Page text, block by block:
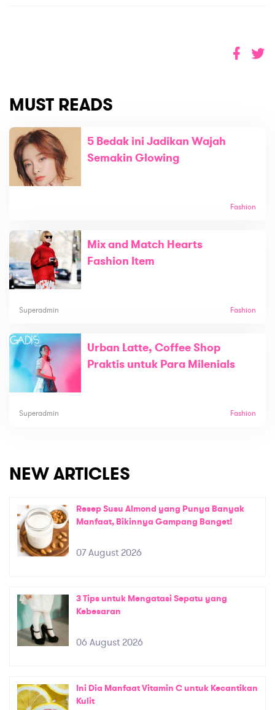
MUST READS
5 Bedak ini Jadikan Wajah
Semakin Glowing
Fashion
Mix and Match Hearts
Fashion Item
Superadmin Fashion
Urban Latte, Coffee Shop
Praktis untuk Para Milenials
Superadmin Fashion
NEW ARTICLES
Resep Susu Almond yang Punya Banyak
Manfaat, Bikinnya Gampang Banget!
07 August 2026
3 Tips untuk Mengatasi Sepatu yang
Kebesaran
06 August 2026
Ini Dia Manfaat Vitamin C untuk Kecantikan
Kulit